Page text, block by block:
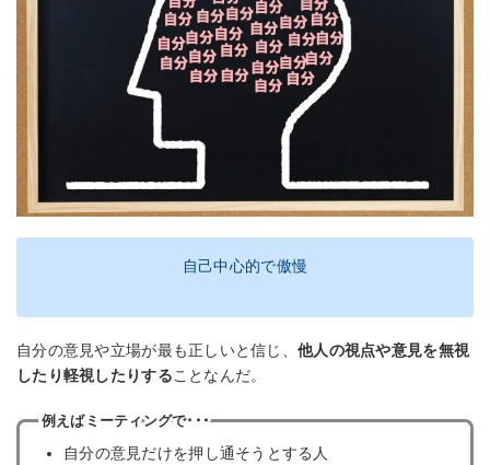
自己中心的で傲慢
自分の意見や立場が最も正しいと信じ、他人の視点や意見を無視
したり軽視したりすることなんだ。
例えばミーティングで･･･
自分の意見だけを押し通そうとする人